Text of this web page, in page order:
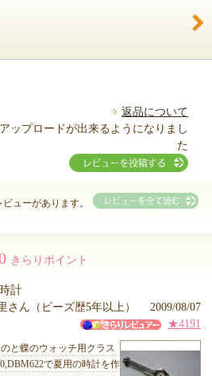
返品について
ップロードが出来るようになりまし
た
ビューがあります。
きらりポイント
時計
さん（ビーズ歴5年以上） 2009/08/07
★4191
と蝶のウォッチ用クラス
で夏用の時計を作